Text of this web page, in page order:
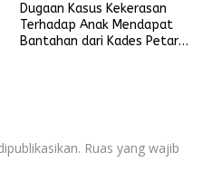
Dugaan Kasus Kekerasan
Terhadap Anak Mendapat
Bantahan dari Kades Petar
Ruas yang wajib